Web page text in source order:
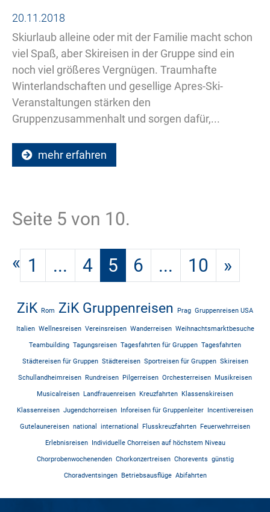
20.11.2018
Skiurlaub alleine oder mit der Familie macht schon
viel Spaß, aber Skireisen in der Gruppe sind ein
noch viel größeres Vergnügen. Traumhafte
Winterlandschaften und gesellige Apres-Ski-
Veranstaltungen stärken den
Gruppenzusammenhalt und sorgen dafür,...
mehr erfahren
Seite 5 von 10.
« 1 ... 4 5 6 ... 10 »
ZiK Rom ZiK Gruppenreisen Prag Gruppenreisen USA
Italien Wellnesreisen Vereinsreisen Wanderreisen Weihnachtsmarktbesuche
Teambuilding Tagungsreisen Tagesfahrten für Gruppen Tagesfahrten
Städtereisen für Gruppen Städtereisen Sportreisen für Gruppen Skireisen
Schullandheimreisen Rundreisen Pilgerreisen Orchesterreisen Musikreisen
Musicalreisen Landfrauenreisen Kreuzfahrten Klassenskireisen
Klassenreisen Jugendchorreisen Inforeisen für Gruppenleiter Incentivereisen
Gutelaunereisen national international Flusskreuzfahrten Feuerwehrreisen
Erlebnisreisen Individuelle Chorreisen auf höchstem Niveau
Chorprobenwochenenden Chorkonzertreisen Chorevents günstig
Choradventsingen Betriebsausflüge Abifahrten